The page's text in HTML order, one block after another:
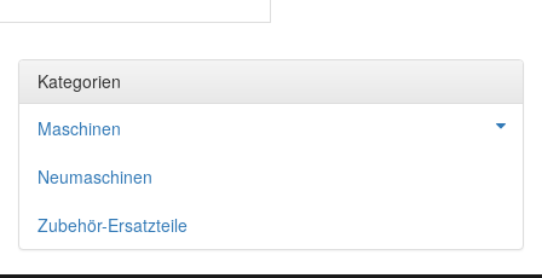
Kategorien
Maschinen
Neumaschinen
Zubehör-Ersatzteile